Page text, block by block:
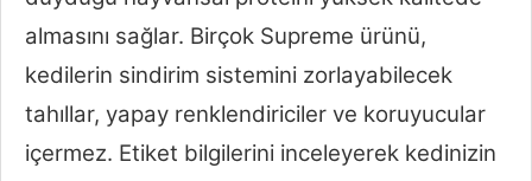
almasını sağlar. Birçok Supreme ürünü,
kedilerin sindirim sistemini zorlayabilecek
tahıllar, yapay renklendiriciler ve koruyucular
içermez. Etiket bilgilerini inceleyerek kedinizin